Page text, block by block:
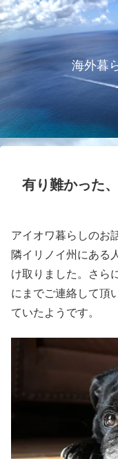
海外暮
有り難かった
アイオワ暮らしのお
隣イリノイ州にある
け取りました。さら
にまでご連絡して頂
ていたようです。